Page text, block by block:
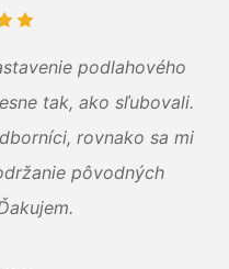
podlahového
tak, ako sľubovali.
rovnako sa mi
pôvodných